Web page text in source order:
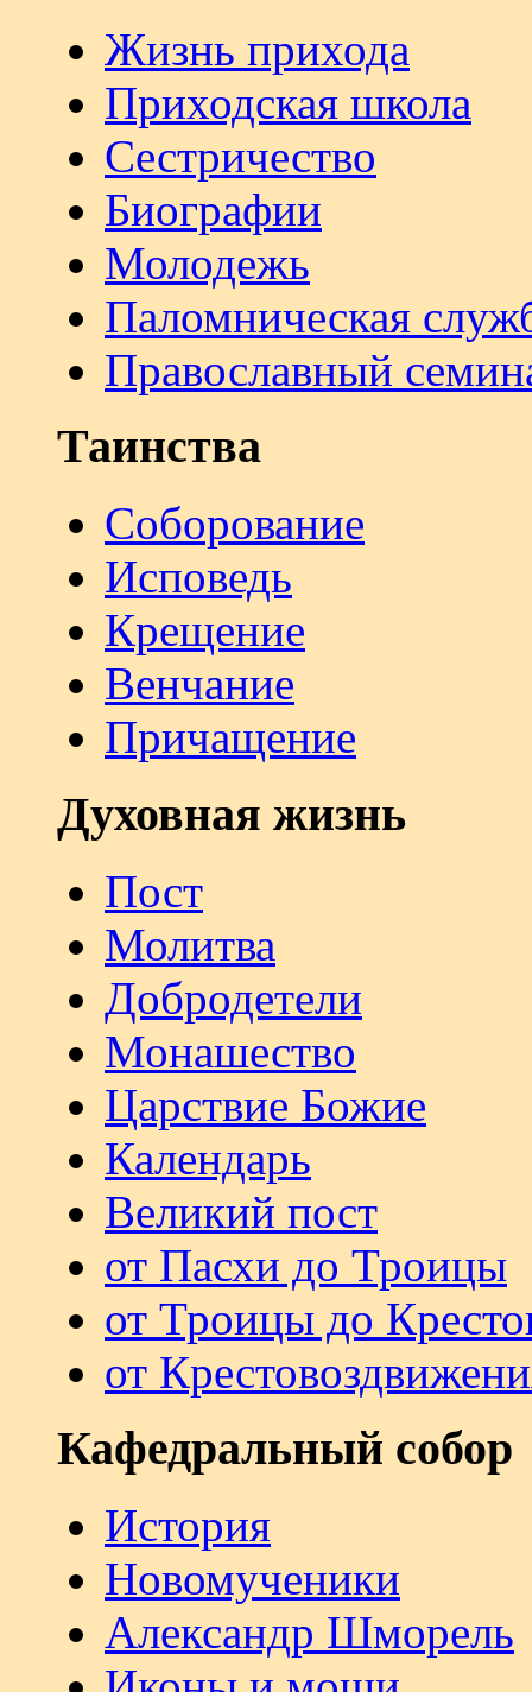
Жизнь прихода
Приходская школа
Сестричество
Биографии
Молодежь
Паломническая
Православный
Таинства
Соборование
Исповедь
Крещение
Венчание
Причащение
Духовная жизнь
Пост
Молитва
Добродетели
Монашество
Царствие Божие
Календарь
Великий пост
от Пасхи до Троицы
от Троицы до
от
Кафедральный собор
История
Новомученики
Александр Шморель